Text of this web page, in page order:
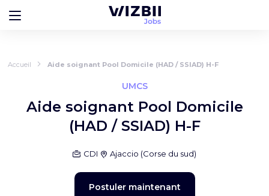
Accueil Aide soignant Pool Domicile (HAD / SSIAD) H-F
UMCS
Aide soignant Pool Domicile
(HAD / SSIAD) H-F
CDI Ajaccio (Corse du sud)
Postuler maintenant